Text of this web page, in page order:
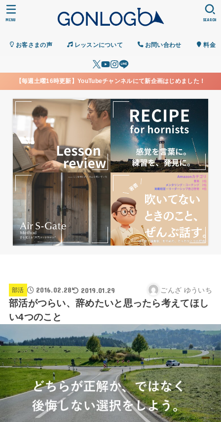
お客さまの声 レッスンについて お問い合わせ 料金
SEARCH
MENU
【毎週土曜16時更新】YouTubeチャンネルにて新企画はじめました！
部活 2016.02.28 2019.01.29 ごんざ ゆういち
部活がつらい、辞めたいと思ったら考えてほし
い4つのこと